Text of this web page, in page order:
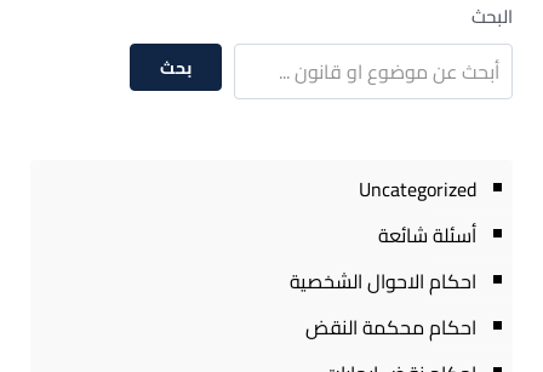
البحث
بحث
Uncategorized
أسئلة شائعة
احكام الاحوال الشخصية
احكام محكمة النقض